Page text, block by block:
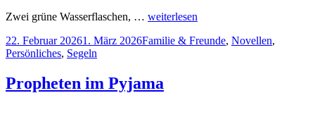
Zwei grüne Wasserflaschen, … weiterlesen
Veröffentlicht
am
22. Februar 20261. März 2026Kategorien
Familie & Freunde, Novellen,
Persönliches, Segeln
Propheten im Pyjama